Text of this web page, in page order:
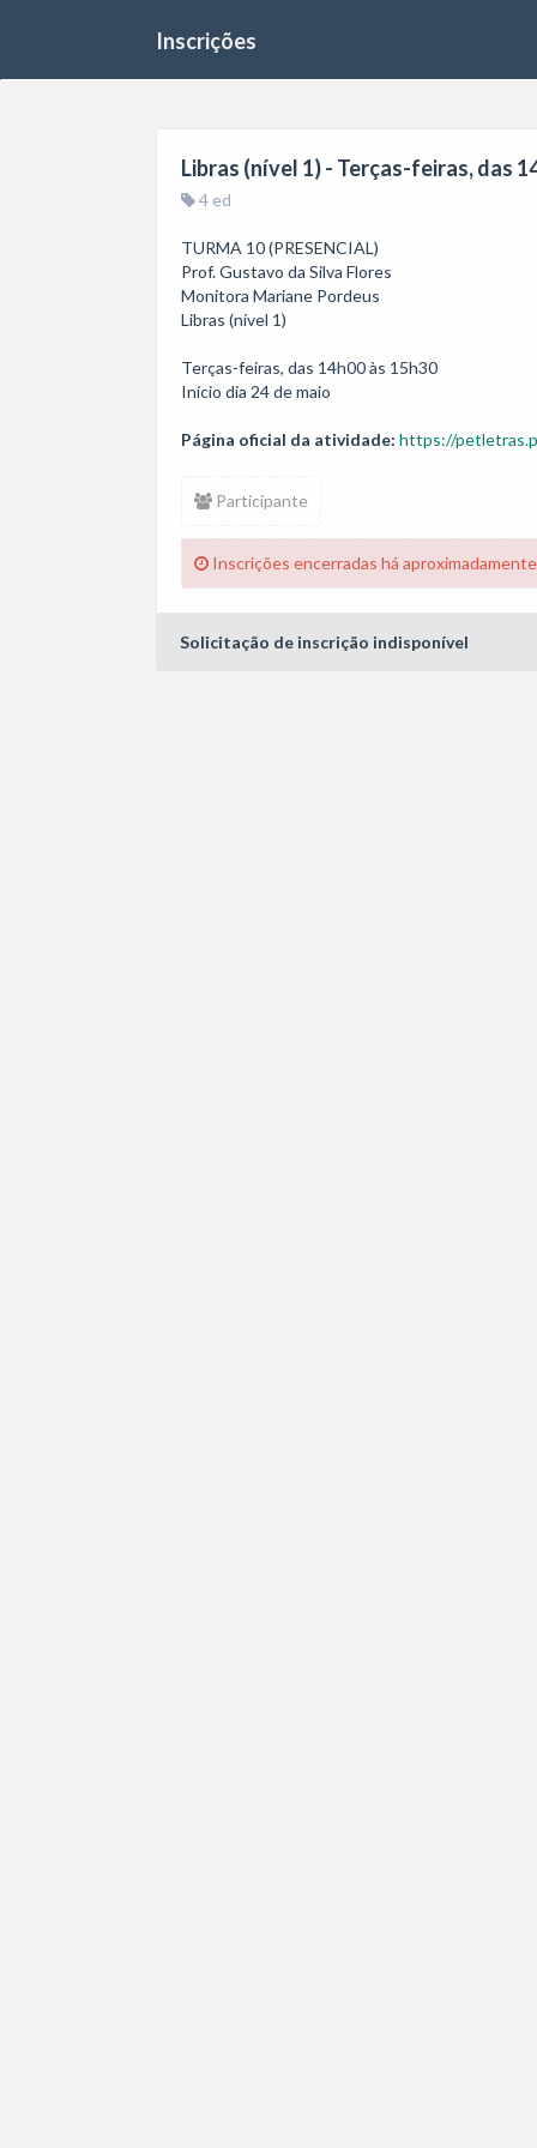
Inscrições
Libras (nível 1) - Terças-feiras, das
4 ed
TURMA 10 (PRESENCIAL)
Prof. Gustavo da Silva Flores
Monitora Mariane Pordeus
Libras (nível 1)
Terças-feiras, das 14h00 às 15h30
Início dia 24 de maio
Página oficial da atividade: https://
Participante
Inscrições encerradas há
Solicitação de inscrição indisponível